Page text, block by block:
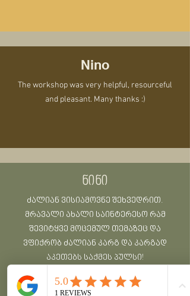
Nino
The workshop was very helpful, resourceful
and pleasant. Many thanks :)
ნინი
ძალიან ვისიამოვნე შეხვედრით.
მრავალი ახალი საინტერესო რამ
შევიტყვე მოცემულ თემაზეც და
ვფიქრობ ძალიან კარგ და კარგად
აკეთებს საქმეს პულსი!